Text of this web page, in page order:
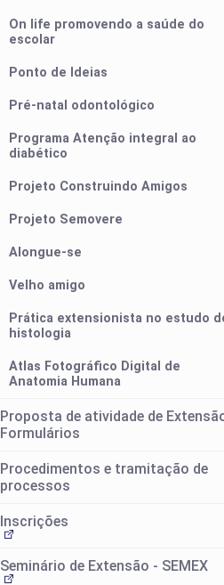
On life promovendo a saúde do
escolar
Ponto de Ideias
Pré-natal odontológico
Programa Atenção integral ao
diabético
Projeto Construindo Amigos
Projeto Semovere
Alongue-se
Velho amigo
Prática extensionista no estudo
histologia
Atlas Fotográfico Digital de
Anatomia Humana
Proposta de atividade de
Formulários
Procedimentos e tramitação de
processos
Inscrições
Seminário de Extensão - SEMEX